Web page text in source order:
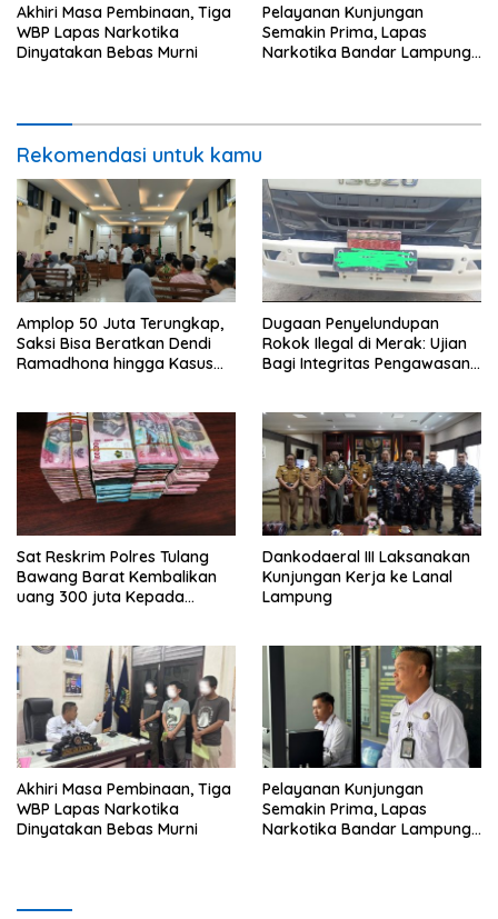
Akhiri Masa Pembinaan, Tiga
WBP Lapas Narkotika
Dinyatakan Bebas Murni
Pelayanan Kunjungan
Semakin Prima, Lapas
Narkotika Bandar Lampung
Rekomendasi untuk kamu
Amplop 50 Juta Terungkap,
Saksi Bisa Beratkan Dendi
Ramadhona hingga Kasus
Dugaan Penyelundupan
Rokok Ilegal di Merak: Ujian
Bagi Integritas Pengawasan
Sat Reskrim Polres Tulang
Bawang Barat Kembalikan
uang 300 juta Kepada
Dankodaeral III Laksanakan
Kunjungan Kerja ke Lanal
Lampung
Akhiri Masa Pembinaan, Tiga
WBP Lapas Narkotika
Dinyatakan Bebas Murni
Pelayanan Kunjungan
Semakin Prima, Lapas
Narkotika Bandar Lampung